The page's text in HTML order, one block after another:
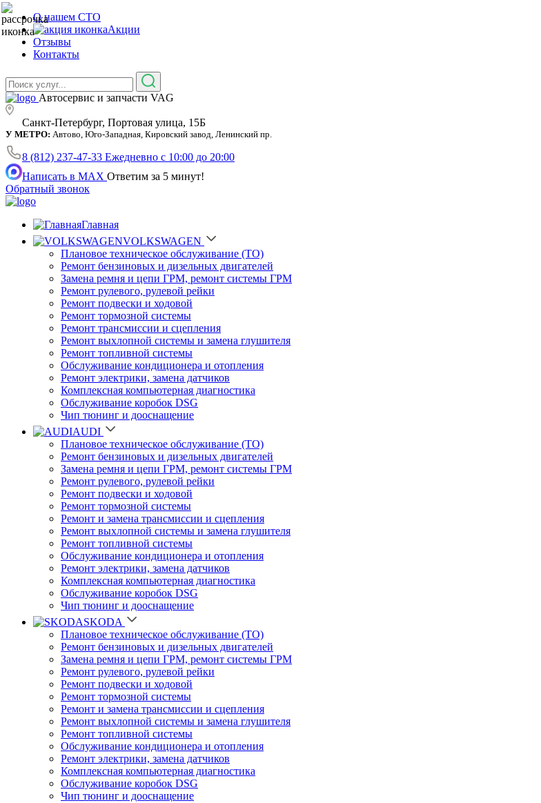
О нашем СТО
Акции
Отзывы
Контакты
Автосервис и запчасти VAG
Санкт-Петербург, Портовая улица, 15Б
У МЕТРО: Автово, Юго-Западная, Кировский завод, Ленинский пр.
8 (812) 237-47-33 Ежедневно с 10:00 до 20:00
Написать в MAX Ответим за 5 минут!
Обратный звонок
Главная
VOLKSWAGEN
Плановое техническое обслуживание (ТО)
Ремонт бензиновых и дизельных двигателей
Замена ремня и цепи ГРМ, ремонт системы ГРМ
Ремонт рулевого, рулевой рейки
Ремонт подвески и ходовой
Ремонт тормозной системы
Ремонт трансмиссии и сцепления
Ремонт выхлопной системы и замена глушителя
Ремонт топливной системы
Обслуживание кондиционера и отопления
Ремонт электрики, замена датчиков
Комплексная компьютерная диагностика
Обслуживание коробок DSG
Чип тюнинг и дооснащение
AUDI
Плановое техническое обслуживание (ТО)
Ремонт бензиновых и дизельных двигателей
Замена ремня и цепи ГРМ, ремонт системы ГРМ
Ремонт рулевого, рулевой рейки
Ремонт подвески и ходовой
Ремонт тормозной системы
Ремонт и замена трансмиссии и сцепления
Ремонт выхлопной системы и замена глушителя
Ремонт топливной системы
Обслуживание кондиционера и отопления
Ремонт электрики, замена датчиков
Комплексная компьютерная диагностика
Обслуживание коробок DSG
Чип тюнинг и дооснащение
SKODA
Плановое техническое обслуживание (ТО)
Ремонт бензиновых и дизельных двигателей
Замена ремня и цепи ГРМ, ремонт системы ГРМ
Ремонт рулевого, рулевой рейки
Ремонт подвески и ходовой
Ремонт тормозной системы
Ремонт и замена трансмиссии и сцепления
Ремонт выхлопной системы и замена глушителя
Ремонт топливной системы
Обслуживание кондиционера и отопления
Ремонт электрики, замена датчиков
Комплексная компьютерная диагностика
Обслуживание коробок DSG
Чип тюнинг и дооснащение